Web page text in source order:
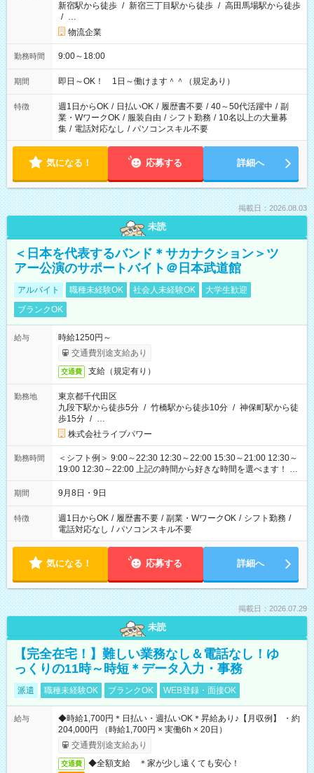
新宿駅から徒歩 / 新宿三丁目駅から徒歩 / 高田馬場駅から徒歩
/ …
物流企業
勤務時間 9:00～18:00
期間 即日～OK！ 1日～働けます＾＾（規定あり）
特徴 週1日からOK / 日払いOK / 履歴書不要 / 40～50代活躍中 / 副
業・WワークOK / 服装自由 / シフト勤務 / 10名以上の大量募
集 / 電話対応なし / パソコンスキル不要
気になる！ 応募する 詳細へ
掲載日：2026.08.03
未読
＜日本を代表するバンド＊サカナクション＞ツ
アー公演のサポートバイト＠日本武道館
アルバイト 職種未経験OK 社会人未経験OK
大学生歓迎
ブランクOK
給与
時給1250円～
交通費別途支給あり
交通費 支給（規定有り）
勤務地
東京都千代田区
九段下駅から徒歩5分 / 竹橋駅から徒歩10分 / 神保町駅から徒
歩15分 / …
株式会社ライブパワー
勤務時間
＜シフト例＞ 9:00～22:30 12:30～22:00 15:30～21:00 12:30～
19:00 12:30～22:00 上記の時間から好きな時間を選べます！ ※
時間は変更となる可能性があります
期間 9月8日・9日
特徴 週1日からOK / 履歴書不要 / 副業・WワークOK / シフト勤務 /
電話対応なし / パソコンスキル不要
気になる！ 応募する 詳細へ
掲載日：2026.07.29
未読
【完全在宅！】難しい業務なし＆電話なし！ゆ
っくりの11時～時短＊データ入力・事務
派遣 職種未経験OK ブランクOK WEB登録・面接OK
給与
◆時給1,700円＊日払い・週払いOK＊昇給あり♪【月収例】 ・約
204,000円 （時給1,700円 × 実働6h × 20日）
交通費別途支給あり
交通費
◆全額支給 ＊家が少し遠くても安心！